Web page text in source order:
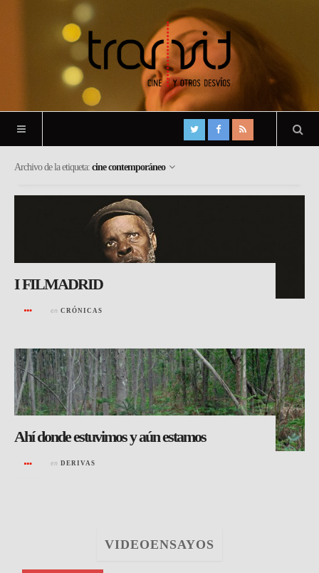
Archivo de la etiqueta: cine contemporáneo
I FILMADRID
en CRÓNICAS
Ahí donde estuvimos y aún estamos
en DERIVAS
VIDEOENSAYOS